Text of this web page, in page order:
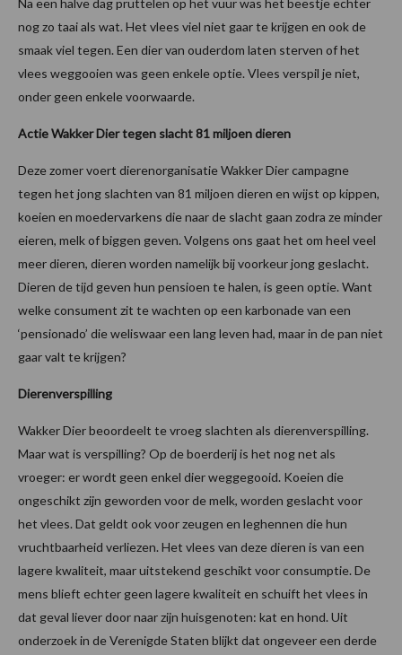
Na een halve dag pruttelen op het vuur was het beestje echter
nog zo taai als wat. Het vlees viel niet gaar te krijgen en ook de
smaak viel tegen. Een dier van ouderdom laten sterven of het
vlees weggooien was geen enkele optie. Vlees verspil je niet,
onder geen enkele voorwaarde.
Actie Wakker Dier tegen slacht 81 miljoen dieren
Deze zomer voert dierenorganisatie Wakker Dier campagne
tegen het jong slachten van 81 miljoen dieren en wijst op kippen,
koeien en moedervarkens die naar de slacht gaan zodra ze minder
eieren, melk of biggen geven. Volgens ons gaat het om heel veel
meer dieren, dieren worden namelijk bij voorkeur jong geslacht.
Dieren de tijd geven hun pensioen te halen, is geen optie. Want
welke consument zit te wachten op een karbonade van een
‘pensionado’ die weliswaar een lang leven had, maar in de pan niet
gaar valt te krijgen?
Dierenverspilling
Wakker Dier beoordeelt te vroeg slachten als dierenverspilling.
Maar wat is verspilling? Op de boerderij is het nog net als
vroeger: er wordt geen enkel dier weggegooid. Koeien die
ongeschikt zijn geworden voor de melk, worden geslacht voor
het vlees. Dat geldt ook voor zeugen en leghennen die hun
vruchtbaarheid verliezen. Het vlees van deze dieren is van een
lagere kwaliteit, maar uitstekend geschikt voor consumptie. De
mens blieft echter geen lagere kwaliteit en schuift het vlees in
dat geval liever door naar zijn huisgenoten: kat en hond. Uit
onderzoek in de Verenigde Staten blijkt dat ongeveer een derde